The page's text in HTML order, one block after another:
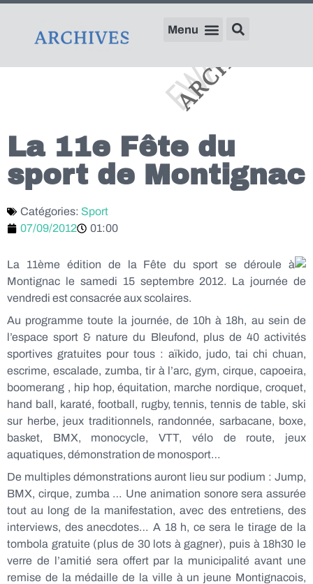
La 11e Fête du
sport de Montignac
Catégories: Sport
07/09/2012
01:00
La 11ème édition de la Fête du sport se déroule à
Montignac le samedi 15 septembre 2012. La journée de
vendredi est consacrée aux scolaires.
Au programme toute la journée, de 10h à 18h, au sein de
l’espace sport & nature du Bleufond, plus de 40 activités
sportives gratuites pour tous : aïkido, judo, tai chi chuan,
escrime, escalade, zumba, tir à l’arc, gym, cirque, capoeira,
boomerang , hip hop, équitation, marche nordique, croquet,
hand ball, karaté, football, rugby, tennis, tennis de table, ski
sur herbe, jeux traditionnels, randonnée, sarbacane, boxe,
basket, BMX, monocycle, VTT, vélo de route, jeux
aquatiques, démonstration de monosport…
De multiples démonstrations auront lieu sur podium : Jump,
BMX, cirque, zumba … Une animation sonore sera assurée
tout au long de la manifestation, avec des entretiens, des
interviews, des anecdotes… A 18 h, ce sera le tirage de la
tombola gratuite (plus de 30 lots à gagner), puis à 18h30 le
verre de l’amitié sera offert par la municipalité avant une
remise de la médaille de la ville à un jeune Montignacois,